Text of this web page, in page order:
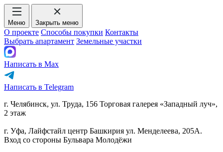
Меню Закрыть меню
О проекте Способы покупки Контакты
Выбрать апартамент Земельные участки
Написать в Max
Написать в Telegram
г. Челябинск, ул. Труда, 156 Торговая галерея «Западный луч»,
2 этаж
г. Уфа, Лайфстайл центр Башкирия ул. Менделеева, 205А.
Вход со стороны Бульвара Молодёжи